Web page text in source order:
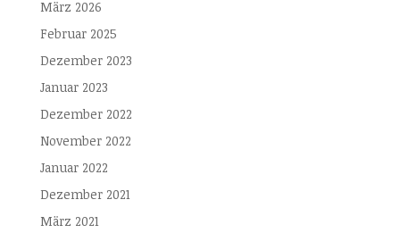
März 2026
Februar 2025
Dezember 2023
Januar 2023
Dezember 2022
November 2022
Januar 2022
Dezember 2021
März 2021